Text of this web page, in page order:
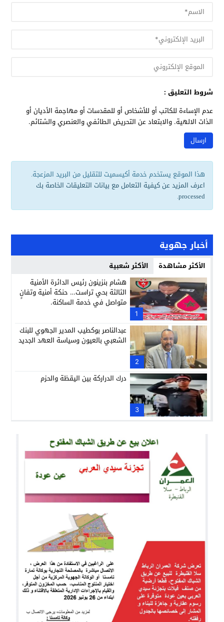
شروط التعليق :
عدم الإساءة للكاتب أو للأشخاص أو للمقدسات أو مهاجمة الأديان أو
الذات الالهية. والابتعاد عن التحريض الطائفي والعنصري والشتائم.
هذا الموقع يستخدم خدمة أكيسميت للتقليل من البريد المزعجة.
اعرف المزيد عن كيفية التعامل مع بيانات التعليقات الخاصة بك
processed
.
أخبار جهوية
الأكثر مشاهدة الأكثر شعبية
1
هشام بنزينون رئيس الدائرة الأمنية
الثالثة بحي تراست… حنكة أمنية وتفانٍ
متواصل في خدمة الساكنة.
2
عبدالناصر بوكطيب المدير الجهوي للبنك
الشعبي بالعيون وسياسة العهد الجديد
3
درك الدراركة بين اليقظة والحزم